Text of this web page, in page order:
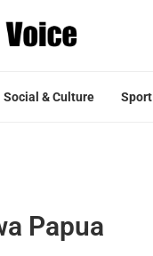
Social & Culture Sport
Papua